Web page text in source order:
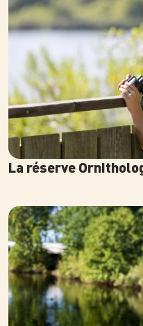
La réserve